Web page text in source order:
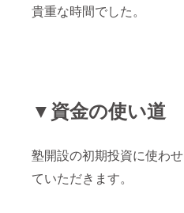
貴重な時間でした。
▼資金の使い道
塾開設の初期投資に使わせ
ていただきます。